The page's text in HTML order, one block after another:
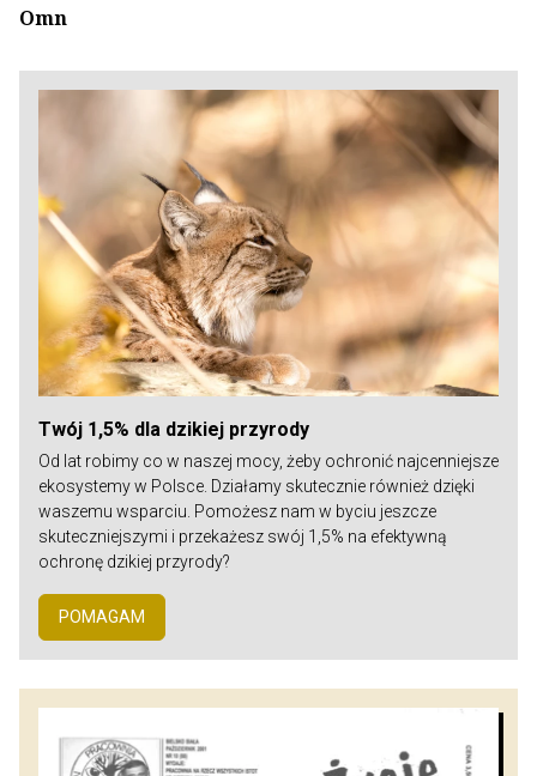
Omn
Twój 1,5% dla dzikiej przyrody
Od lat robimy co w naszej mocy, żeby ochronić najcenniejsze
ekosystemy w Polsce. Działamy skutecznie również dzięki
waszemu wsparciu. Pomożesz nam w byciu jeszcze
skuteczniejszymi i przekażesz swój 1,5% na efektywną
ochronę dzikiej przyrody?
POMAGAM